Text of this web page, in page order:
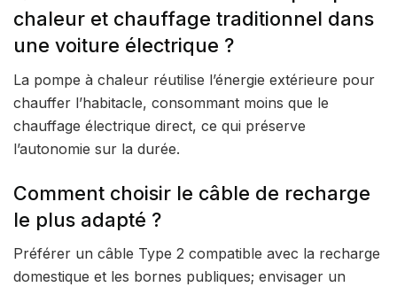
chaleur et chauffage traditionnel dans
une voiture électrique ?
La pompe à chaleur réutilise l’énergie extérieure pour
chauffer l’habitacle, consommant moins que le
chauffage électrique direct, ce qui préserve
l’autonomie sur la durée.
Comment choisir le câble de recharge
le plus adapté ?
Préférer un câble Type 2 compatible avec la recharge
domestique et les bornes publiques; envisager un